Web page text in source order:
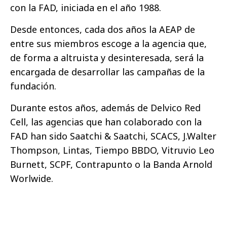
con la FAD, iniciada en el año 1988.
Desde entonces, cada dos años la AEAP de
entre sus miembros escoge a la agencia que,
de forma a altruista y desinteresada, será la
encargada de desarrollar las campañas de la
fundación.
Durante estos años, además de Delvico Red
Cell, las agencias que han colaborado con la
FAD han sido Saatchi & Saatchi, SCACS, J.Walter
Thompson, Lintas, Tiempo BBDO, Vitruvio Leo
Burnett, SCPF, Contrapunto o la Banda Arnold
Worlwide.